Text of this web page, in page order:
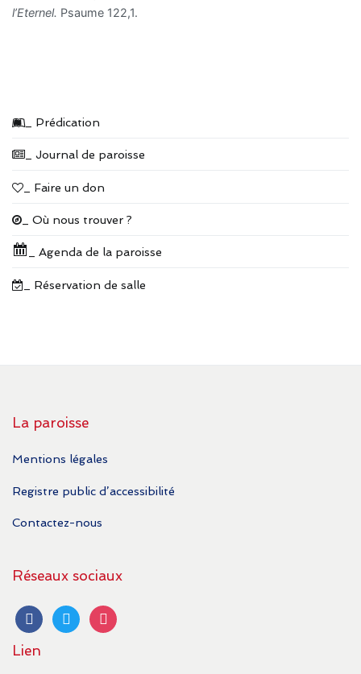
l’Eternel. Psaume 122,1.
_ Prédication
_ Journal de paroisse
_ Faire un don
_ Où nous trouver ?
_ Agenda de la paroisse
_ Réservation de salle
La paroisse
Mentions légales
Registre public d’accessibilité
Contactez-nous
Réseaux sociaux
facebooktwitter instagram
Lien